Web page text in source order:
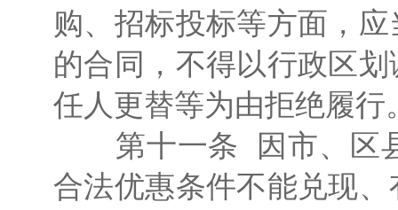
购、招标投标等方面，
的合同，不得以行政区
任人更替等为由拒绝履行
第十一条 因市、区县
合法优惠条件不能兑现